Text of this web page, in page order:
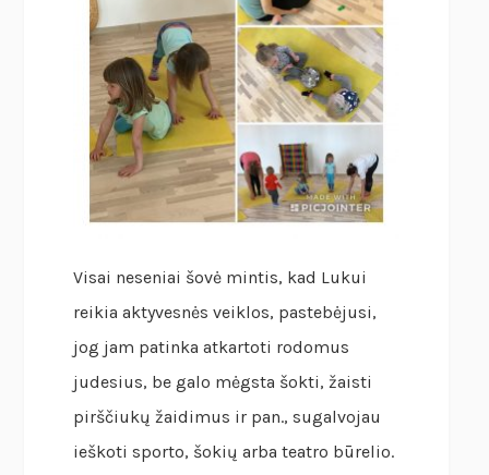
Visai neseniai šovė mintis, kad Lukui
reikia aktyvesnės veiklos, pastebėjusi,
jog jam patinka atkartoti rodomus
judesius, be galo mėgsta šokti, žaisti
pirščiukų žaidimus ir pan., sugalvojau
ieškoti sporto, šokių arba teatro būrelio.